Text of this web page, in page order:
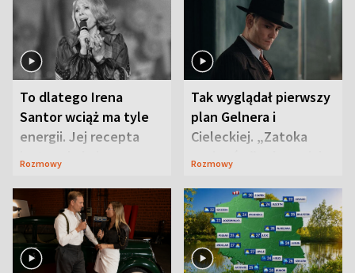
To dlatego Irena
Santor wciąż ma tyle
energii. Jej recepta
jest zaskakująco
Rozmowy
Tak wyglądał pierwszy
plan Gelnera i
Cieleckiej. „Zatoka
szpiegów” od razu ich
Rozmowy